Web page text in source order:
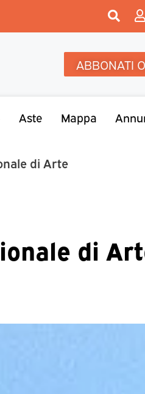
ABBONATI
Aste Mappa
di Arte
di